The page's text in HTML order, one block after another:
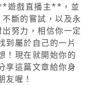
遊戲直播主**，並
斷的嘗試，以及永
努力，相信你一定
屬於自己的一片
現在就開始你的
這篇文章給你身
喔！